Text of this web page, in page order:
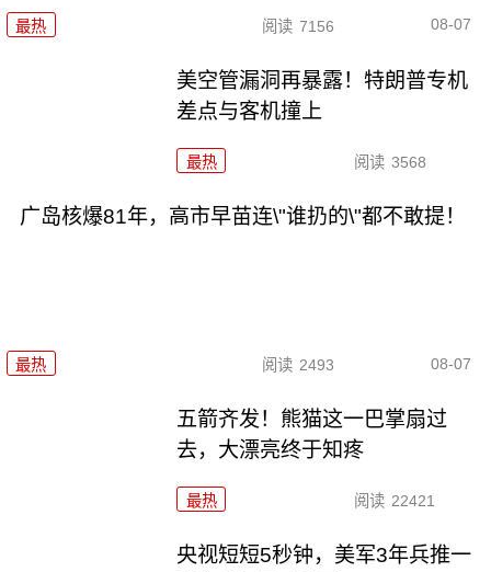
最热 阅读 7156 08-07
美空管漏洞再暴露！特朗普专机
差点与客机撞上
最热 阅读 3568
广岛核爆81年，高市早苗连\"谁扔的\"都不敢提！
最热 阅读 2493 08-07
五箭齐发！熊猫这一巴掌扇过
去，大漂亮终于知疼
最热 阅读 22421
央视短短5秒钟，美军3年兵推一